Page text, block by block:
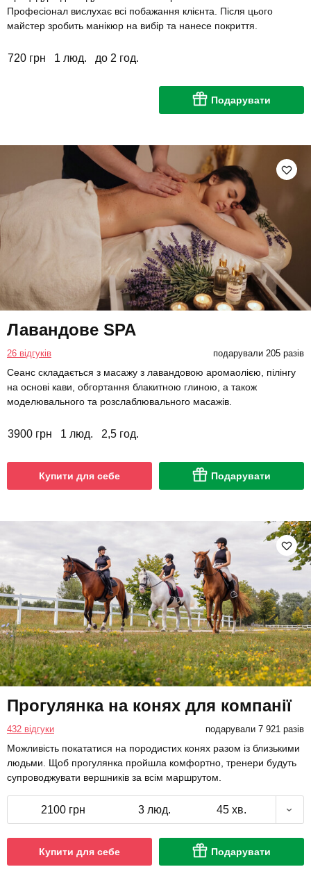
Професіонал вислухає всі побажання клієнта. Після цього
майстер зробить манікюр на вибір та нанесе покриття.
720 грн 1 люд. до 2 год.
Подарувати
Лавандове SPA
26 відгуків подарували 205 разів
Сеанс складається з масажу з лавандовою аромаолією, пілінгу
на основі кави, обгортання блакитною глиною, а також
моделювального та розслаблювального масажів.
3900 грн 1 люд. 2,5 год.
Купити для себе Подарувати
Прогулянка на конях для компанії
432 відгуки подарували 7 921 разів
Можливість покататися на породистих конях разом із близькими
людьми. Щоб прогулянка пройшла комфортно, тренери будуть
супроводжувати вершників за всім маршрутом.
2100 грн 3 люд. 45 хв.
Купити для себе Подарувати